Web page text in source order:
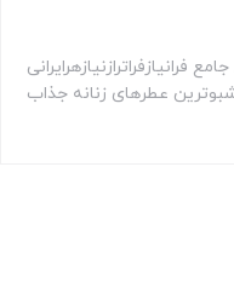
فرانیازفراترازنیازهرایرانی
عطرهای زنانه ۳تا ازخوشبوترین عطرهای زنانه جذاب